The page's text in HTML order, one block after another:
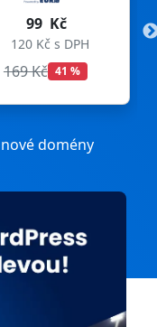
99 Kč
120 Kč s DPH
169 Kč 41 %
domény